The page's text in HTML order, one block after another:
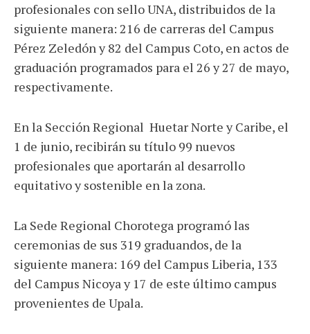
profesionales con sello UNA, distribuidos de la
siguiente manera: 216 de carreras del Campus
Pérez Zeledón y 82 del Campus Coto, en actos de
graduación programados para el 26 y 27 de mayo,
respectivamente.
En la Sección Regional Huetar Norte y Caribe, el
1 de junio, recibirán su título 99 nuevos
profesionales que aportarán al desarrollo
equitativo y sostenible en la zona.
La Sede Regional Chorotega programó las
ceremonias de sus 319 graduandos, de la
siguiente manera: 169 del Campus Liberia, 133
del Campus Nicoya y 17 de este último campus
provenientes de Upala.